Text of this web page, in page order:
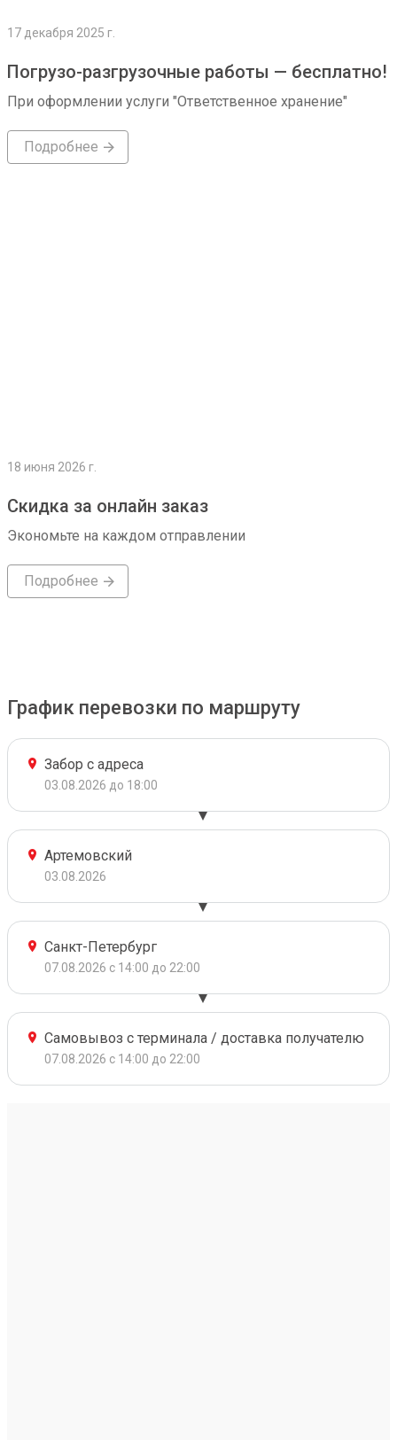
17 декабря 2025 г.
Погрузо-разгрузочные работы — бесплатно!
При оформлении услуги "Ответственное хранение"
Подробнее
18 июня 2026 г.
Скидка за онлайн заказ
Экономьте на каждом отправлении
Подробнее
График перевозки по маршруту
Забор с адреса
03.08.2026 до 18:00
Артемовский
03.08.2026
Санкт-Петербург
07.08.2026 с 14:00 до 22:00
Самовывоз с терминала / доставка получателю
07.08.2026 с 14:00 до 22:00